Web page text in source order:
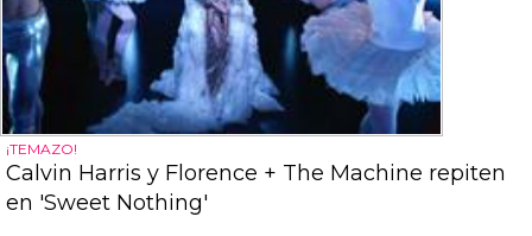
¡TEMAZO!
Calvin Harris y Florence + The Machine repiten
en 'Sweet Nothing'